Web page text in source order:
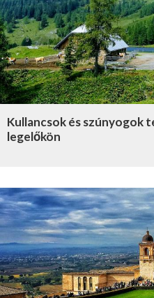
Kullancsok és szúnyogok
legelőkön